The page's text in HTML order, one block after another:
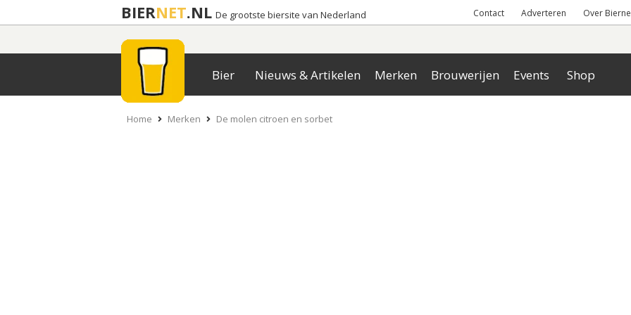
BIERNET.NL De grootste biersite van Nederland Contact Adverteren Over
Bier Nieuws & Artikelen Merken Brouwerijen Events Shop
Home Merken De molen citroen en sorbet